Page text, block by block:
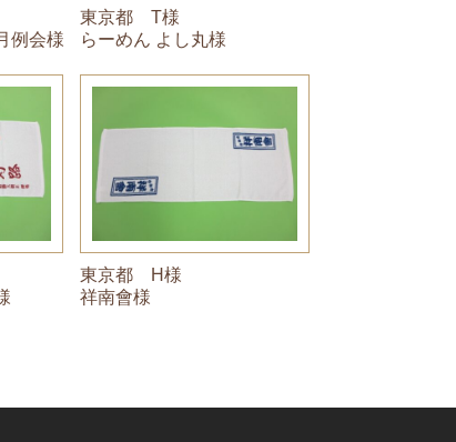
例会様
東京都 T様
らーめん よし丸様
東京都 H様
祥南會様